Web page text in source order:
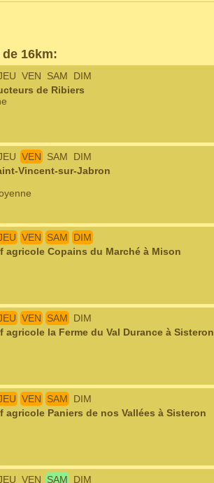
16km:
VEN SAM
DIM
de Ribiers
VEN SAM
DIM
Vincent-sur-Jabron
VEN SAM
DIM
agricole Copains du Marché à Mison
VEN SAM
DIM
agricole la Ferme du Val Durance à Sisteron
VEN SAM
DIM
agricole Paniers de nos Vallées à Sisteron
VEN SAM
DIM